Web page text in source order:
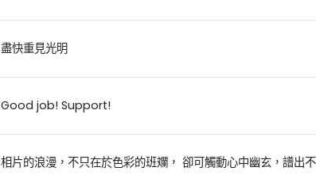
盡快重見光明
Good job! Support!
相片的浪漫，不只在於色彩的班斕， 卻可觸動心中幽玄，譜出